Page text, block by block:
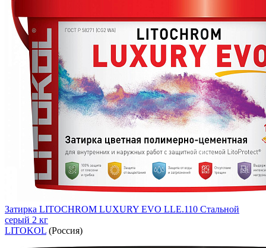
Затирка LITOCHROM LUXURY EVO LLE.110 Стальной
серый 2 кг
LITOKOL (Россия)